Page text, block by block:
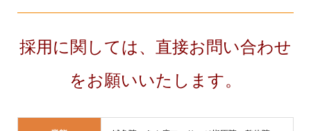
採用に関しては、直接お問い合わせ
をお願いいたします。